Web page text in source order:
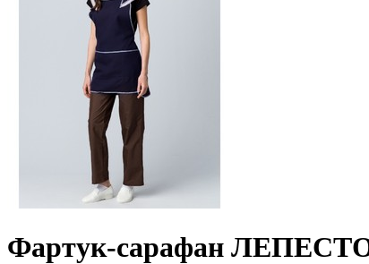
Фартук-сарафан